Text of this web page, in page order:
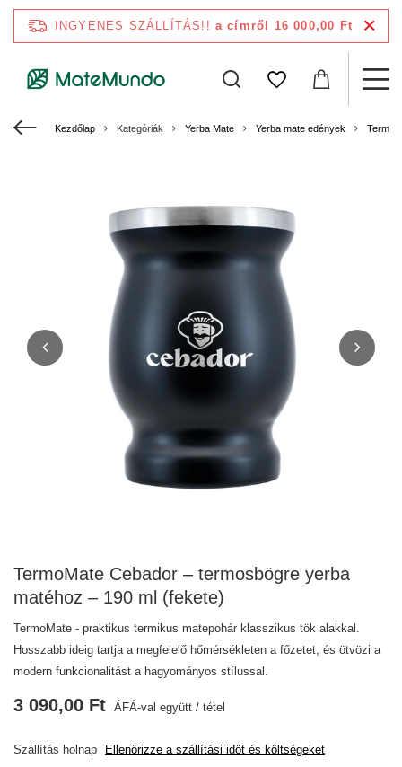
INGYENES SZÁLLÍTÁS!! a címről 16 000,00 Ft
Kezdőlap Kategóriák Yerba Mate Yerba mate edények
TermoMate Cebador – termosbögre yerba
matéhoz – 190 ml (fekete)
TermoMate - praktikus termikus matepohár klasszikus tök alakkal.
Hosszabb ideig tartja a megfelelő hőmérsékleten a főzetet, és ötvözi a
modern funkcionalitást a hagyományos stílussal.
Szállítás holnap Ellenőrizze a szállítási időt és költségeket
3 090,00 Ft ÁFÁ-val együtt / tétel